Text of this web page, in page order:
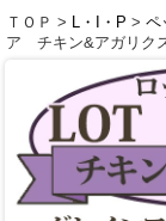
ＴＯＰ > L・I・P > ペ
ア チキン&アガリ